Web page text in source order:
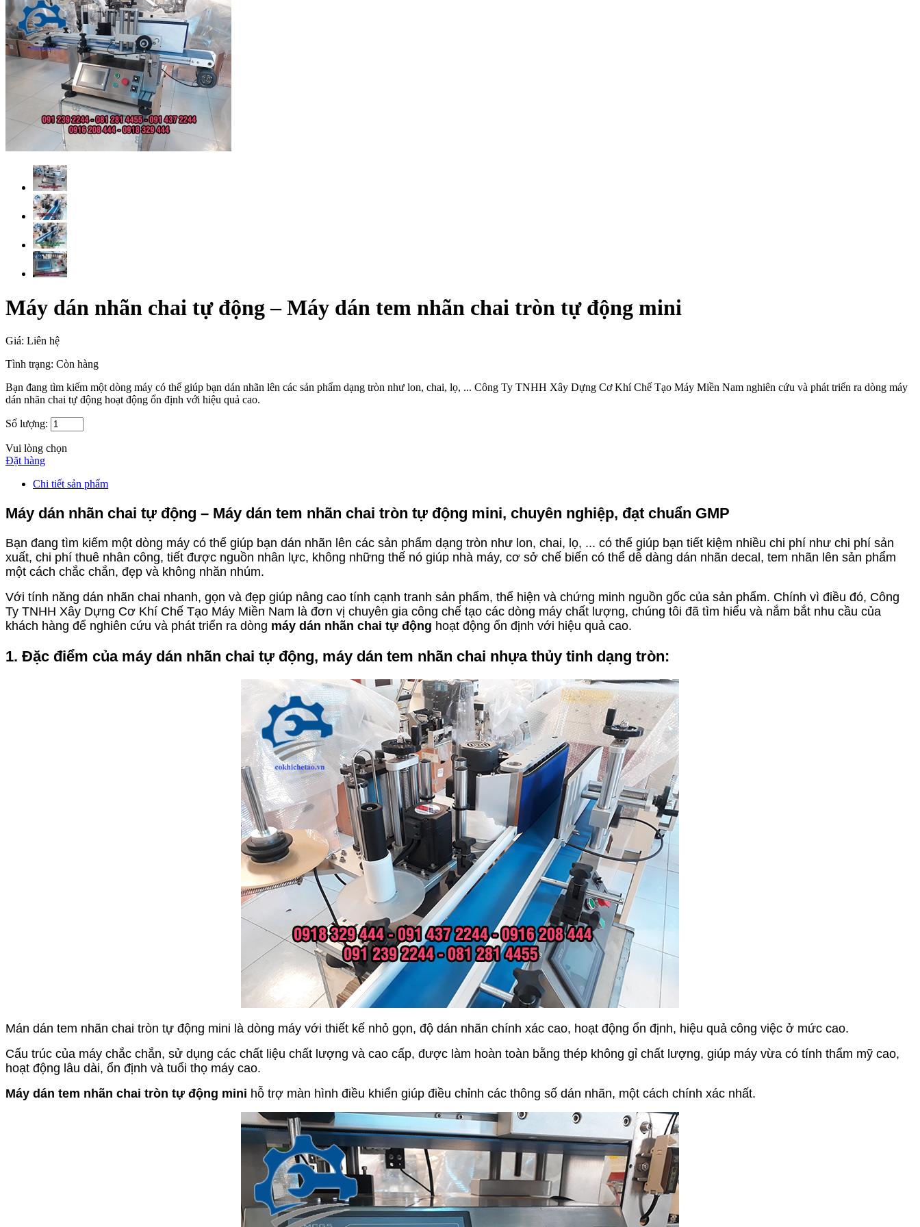
Máy dán nhãn chai tự động – Máy dán tem nhãn chai tròn tự động mini
Giá: Liên hệ
Tình trạng: Còn hàng
Bạn đang tìm kiếm một dòng máy có thể giúp bạn dán nhãn lên các sản phẩm dạng tròn như lon, chai, lọ, ... Công Ty TNHH Xây Dựng Cơ Khí Chế Tạo Máy Miền Nam nghiên cứu và phát triển ra dòng máy
dán nhãn chai tự động hoạt động ổn định với hiệu quả cao.
Số lượng:
Vui lòng chọn
Đặt hàng
Chi tiết sản phẩm
Máy dán nhãn chai tự động – Máy dán tem nhãn chai tròn tự động mini, chuyên nghiệp, đạt chuẩn GMP
Bạn đang tìm kiếm một dòng máy có thể giúp bạn dán nhãn lên các sản phẩm dạng tròn như lon, chai, lọ, ... có thể giúp bạn tiết kiệm nhiều chi phí như chi phí sản
xuất, chi phí thuê nhân công, tiết được nguồn nhân lực, không những thế nó giúp nhà máy, cơ sở chế biến có thể dễ dàng dán nhãn decal, tem nhãn lên sản phẩm
một cách chắc chắn, đẹp và không nhăn nhúm.
Với tính năng dán nhãn chai nhanh, gọn và đẹp giúp nâng cao tính cạnh tranh sản phẩm, thể hiện và chứng minh nguồn gốc của sản phẩm. Chính vì điều đó, Công
Ty TNHH Xây Dựng Cơ Khí Chế Tạo Máy Miền Nam là đơn vị chuyên gia công chế tạo các dòng máy chất lượng, chúng tôi đã tìm hiểu và nắm bắt nhu cầu của
khách hàng để nghiên cứu và phát triển ra dòng máy dán nhãn chai tự động hoạt động ổn định với hiệu quả cao.
1. Đặc điểm của máy dán nhãn chai tự động, máy dán tem nhãn chai nhựa thủy tinh dạng tròn:
Mán dán tem nhãn chai tròn tự động mini là dòng máy với thiết kế nhỏ gọn, độ dán nhãn chính xác cao, hoạt động ổn định, hiệu quả công việc ở mức cao.
Cấu trúc của máy chắc chắn, sử dụng các chất liệu chất lượng và cao cấp, được làm hoàn toàn bằng thép không gỉ chất lượng, giúp máy vừa có tính thẩm mỹ cao,
hoạt động lâu dài, ổn định và tuổi thọ máy cao.
Máy dán tem nhãn chai tròn tự động mini hỗ trợ màn hình điều khiển giúp điều chỉnh các thông số dán nhãn, một cách chính xác nhất.